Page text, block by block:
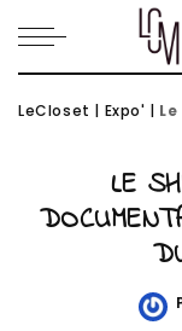
LeCloset | Expo' | Le
LE